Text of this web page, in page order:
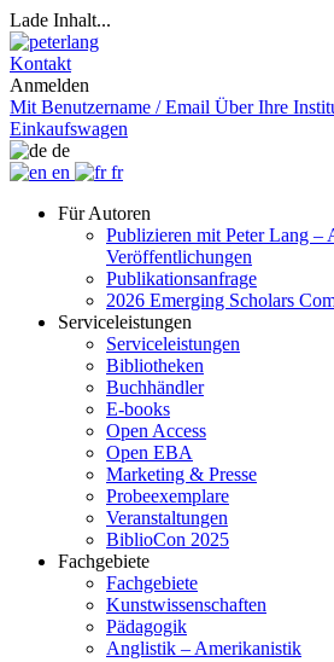
Lade Inhalt...
Kontakt
Anmelden
Mit Benutzername / Email Über Ihre
Einkaufswagen
de
en
fr
Für Autoren
Publizieren mit Peter Lang –
Veröffentlichungen
Publikationsanfrage
2026 Emerging Scholars
Serviceleistungen
Serviceleistungen
Bibliotheken
Buchhändler
E-books
Open Access
Open EBA
Marketing & Presse
Probeexemplare
Veranstaltungen
BiblioCon 2025
Fachgebiete
Fachgebiete
Kunstwissenschaften
Pädagogik
Anglistik – Amerikanistik